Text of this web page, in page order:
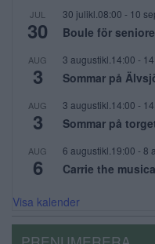
JUL
30
30 julikl.08:00 - 10
Boule för
AUG
3
3 augustikl.14:00 -
Sommar på
AUG
3
3 augustikl.14:00 -
Sommar på
AUG
6
6 augustikl.19:00 - 8
Carrie the
Visa kalender